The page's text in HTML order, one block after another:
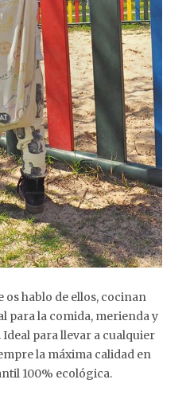
os hablo de ellos, cocinan
para la comida, merienda y
para llevar a cualquier
la máxima calidad en
100% ecológica.